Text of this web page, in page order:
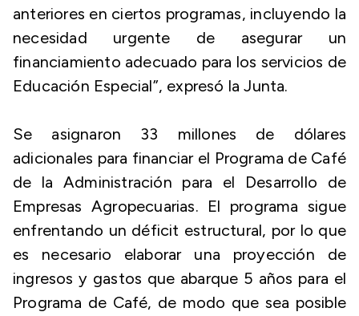
anteriores en ciertos programas, incluyendo la
necesidad urgente de asegurar un
financiamiento adecuado para los servicios de
Educación Especial”, expresó la Junta.
Se asignaron 33 millones de dólares
adicionales para financiar el Programa de Café
de la Administración para el Desarrollo de
Empresas Agropecuarias. El programa sigue
enfrentando un déficit estructural, por lo que
es necesario elaborar una proyección de
ingresos y gastos que abarque 5 años para el
Programa de Café, de modo que sea posible